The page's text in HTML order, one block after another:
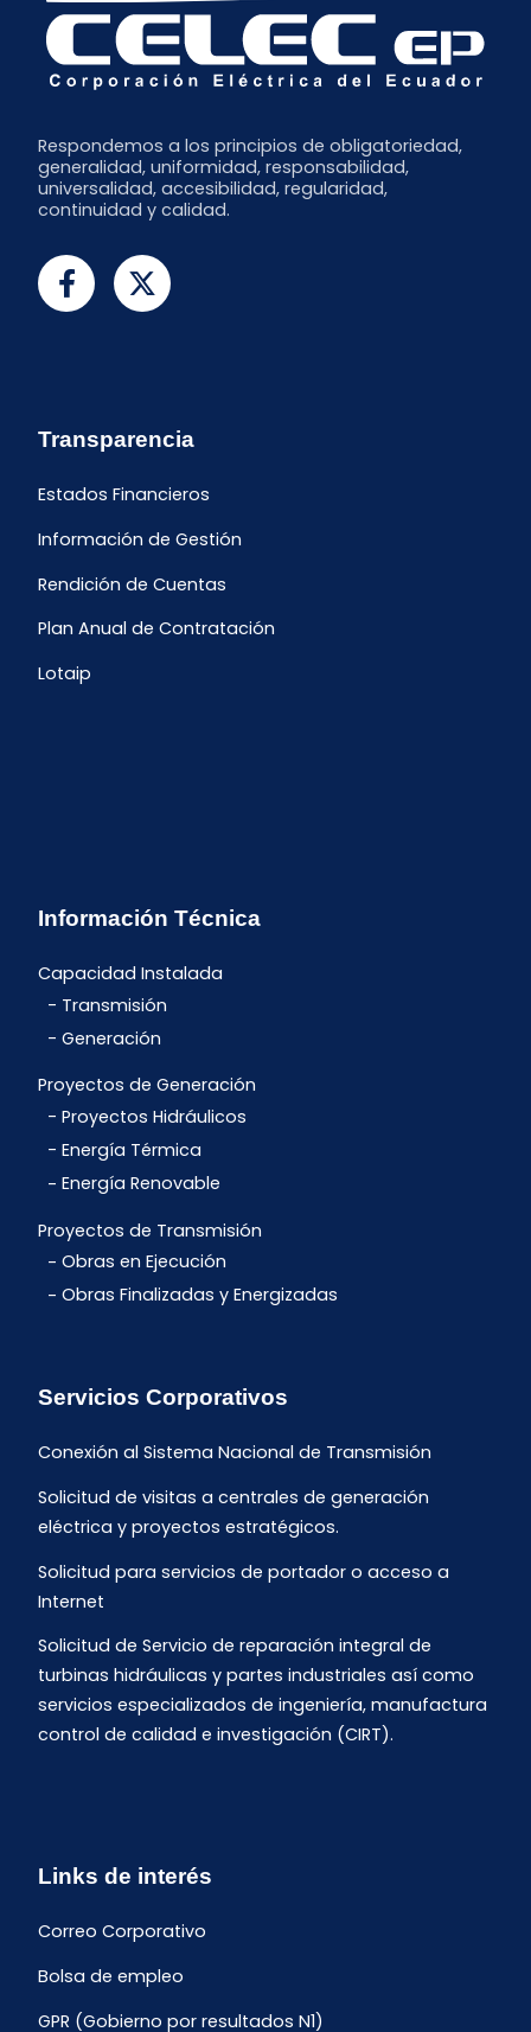
Respondemos a los principios de obligatoriedad,
generalidad, uniformidad, responsabilidad,
universalidad, accesibilidad, regularidad,
continuidad y calidad.
Transparencia
Estados Financieros
Información de Gestión
Rendición de Cuentas
Plan Anual de Contratación
Lotaip
Información Técnica
Capacidad Instalada
Transmisión
Generación
Proyectos de Generación
Proyectos Hidráulicos
Energía Térmica
Energía Renovable
Proyectos de Transmisión
Obras en Ejecución
Obras Finalizadas y Energizadas
Servicios Corporativos
Conexión al Sistema Nacional de Transmisión
Solicitud de visitas a centrales de generación
eléctrica y proyectos estratégicos.
Solicitud para servicios de portador o acceso a
Internet
Solicitud de Servicio de reparación integral de
turbinas hidráulicas y partes industriales así como
servicios especializados de ingeniería, manufactura
control de calidad e investigación (CIRT).
Links de interés
Correo Corporativo
Bolsa de empleo
GPR (Gobierno por resultados N1)